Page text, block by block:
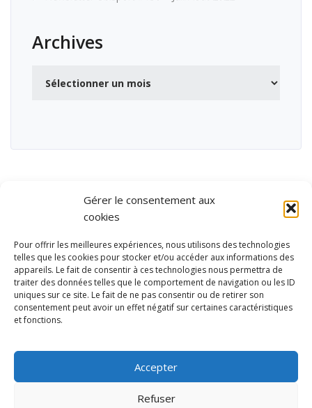
Gérer le consentement aux
cookies
Pour offrir les meilleures expériences, nous utilisons des technologies
telles que les cookies pour stocker et/ou accéder aux informations des
appareils. Le fait de consentir à ces technologies nous permettra de
traiter des données telles que le comportement de navigation ou les ID
uniques sur ce site. Le fait de ne pas consentir ou de retirer son
consentement peut avoir un effet négatif sur certaines caractéristiques
et fonctions.
Accepter
Refuser
Archives
et de loisirs
Contact
Mentions légales